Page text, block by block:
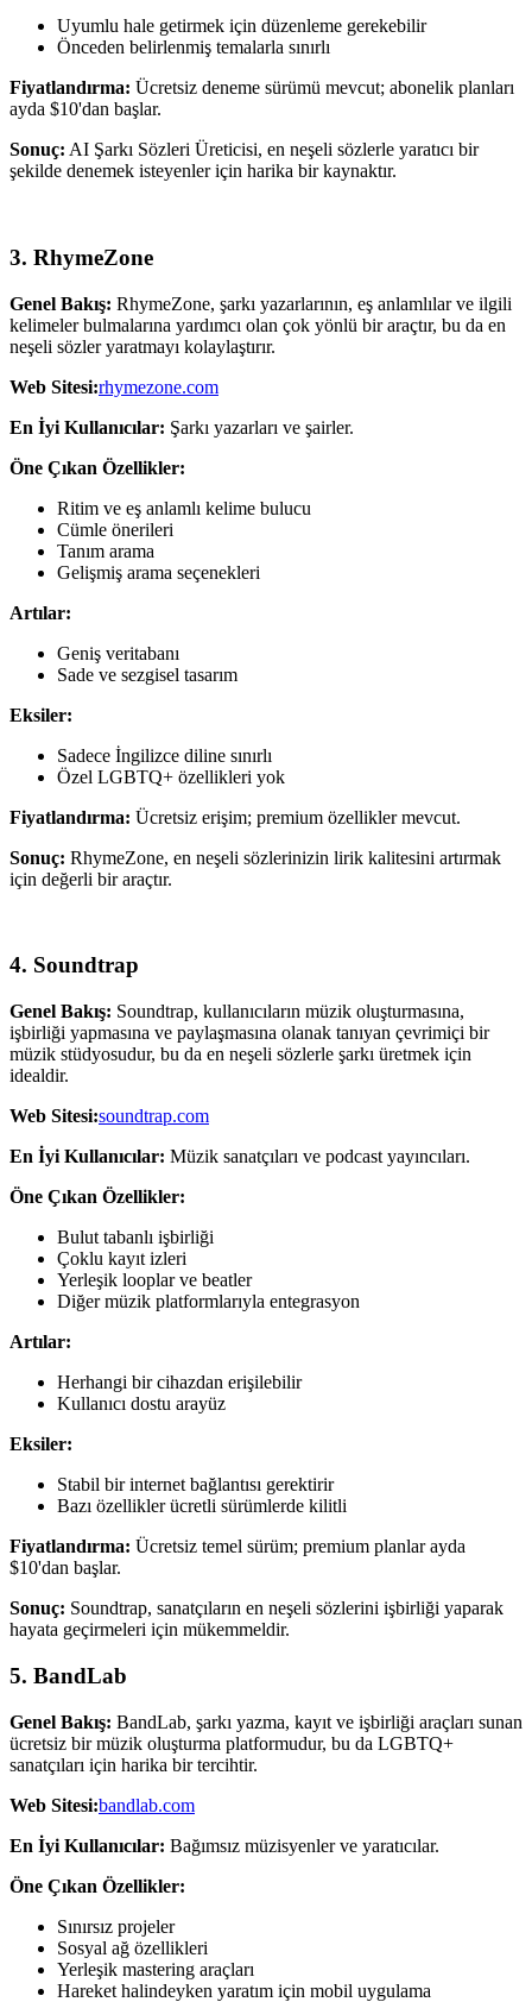
Uyumlu hale getirmek için düzenleme gerekebilir
Önceden belirlenmiş temalarla sınırlı
Fiyatlandırma: Ücretsiz deneme sürümü mevcut; abonelik planları
ayda $10'dan başlar.
Sonuç: AI Şarkı Sözleri Üreticisi, en neşeli sözlerle yaratıcı bir
şekilde denemek isteyenler için harika bir kaynaktır.
3. RhymeZone
Genel Bakış: RhymeZone, şarkı yazarlarının, eş anlamlılar ve ilgili
kelimeler bulmalarına yardımcı olan çok yönlü bir araçtır, bu da en
neşeli sözler yaratmayı kolaylaştırır.
Web Sitesi:rhymezone.com
En İyi Kullanıcılar: Şarkı yazarları ve şairler.
Öne Çıkan Özellikler:
Ritim ve eş anlamlı kelime bulucu
Cümle önerileri
Tanım arama
Gelişmiş arama seçenekleri
Artılar:
Geniş veritabanı
Sade ve sezgisel tasarım
Eksiler:
Sadece İngilizce diline sınırlı
Özel LGBTQ+ özellikleri yok
Fiyatlandırma: Ücretsiz erişim; premium özellikler mevcut.
Sonuç: RhymeZone, en neşeli sözlerinizin lirik kalitesini artırmak
için değerli bir araçtır.
4. Soundtrap
Genel Bakış: Soundtrap, kullanıcıların müzik oluşturmasına,
işbirliği yapmasına ve paylaşmasına olanak tanıyan çevrimiçi bir
müzik stüdyosudur, bu da en neşeli sözlerle şarkı üretmek için
idealdir.
Web Sitesi:soundtrap.com
En İyi Kullanıcılar: Müzik sanatçıları ve podcast yayıncıları.
Öne Çıkan Özellikler:
Bulut tabanlı işbirliği
Çoklu kayıt izleri
Yerleşik looplar ve beatler
Diğer müzik platformlarıyla entegrasyon
Artılar:
Herhangi bir cihazdan erişilebilir
Kullanıcı dostu arayüz
Eksiler:
Stabil bir internet bağlantısı gerektirir
Bazı özellikler ücretli sürümlerde kilitli
Fiyatlandırma: Ücretsiz temel sürüm; premium planlar ayda
$10'dan başlar.
Sonuç: Soundtrap, sanatçıların en neşeli sözlerini işbirliği yaparak
hayata geçirmeleri için mükemmeldir.
5. BandLab
Genel Bakış: BandLab, şarkı yazma, kayıt ve işbirliği araçları sunan
ücretsiz bir müzik oluşturma platformudur, bu da LGBTQ+
sanatçıları için harika bir tercihtir.
Web Sitesi:bandlab.com
En İyi Kullanıcılar: Bağımsız müzisyenler ve yaratıcılar.
Öne Çıkan Özellikler:
Sınırsız projeler
Sosyal ağ özellikleri
Yerleşik mastering araçları
Hareket halindeyken yaratım için mobil uygulama